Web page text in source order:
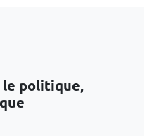
le politique,